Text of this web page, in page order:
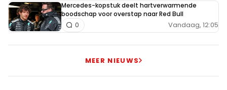
Mercedes-kopstuk deelt hartverwarmende
boodschap voor overstap naar Red Bull
Vandaag, 12:05
0
MEER NIEUWS